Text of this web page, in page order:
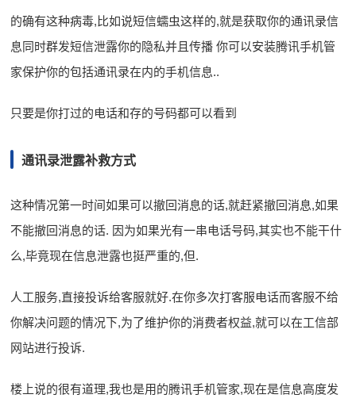
的确有这种病毒,比如说短信蠕虫这样的,就是获取你的通讯录信
息同时群发短信泄露你的隐私并且传播 你可以安装腾讯手机管
家保护你的包括通讯录在内的手机信息..
只要是你打过的电话和存的号码都可以看到
通讯录泄露补救方式
这种情况第一时间如果可以撤回消息的话,就赶紧撤回消息,如果
不能撤回消息的话. 因为如果光有一串电话号码,其实也不能干什
么,毕竟现在信息泄露也挺严重的,但.
人工服务,直接投诉给客服就好.在你多次打客服电话而客服不给
你解决问题的情况下,为了维护你的消费者权益,就可以在工信部
网站进行投诉.
楼上说的很有道理,我也是用的腾讯手机管家,现在是信息高度发